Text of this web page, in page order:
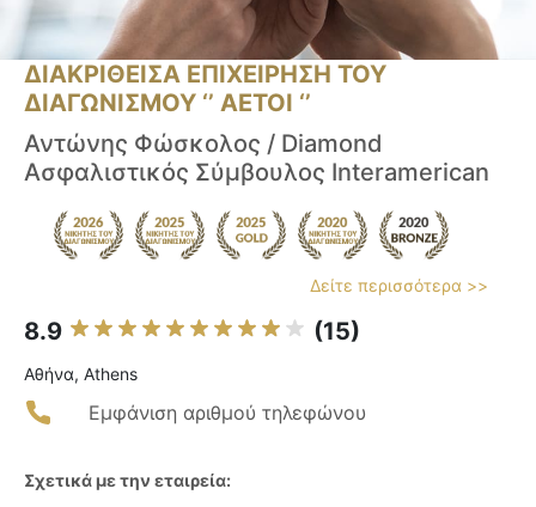
ΔΙΑΚΡΙΘΕΙΣΑ ΕΠΙΧΕΙΡΗΣΗ ΤΟΥ
ΔΙΑΓΩΝΙΣΜΟΥ ‘’ ΑΕΤΟΙ ‘’
Αντώνης Φώσκολος / Diamond
Ασφαλιστικός Σύμβουλος Ιnteramerican
Δείτε περισσότερα >>
8.9 (15)
Αθήνα, Athens
Εμφάνιση αριθμού τηλεφώνου
Σχετικά με την εταιρεία: